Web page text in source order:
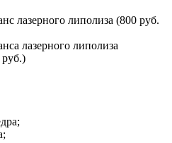
лазерного липолиза (800 руб.
лазерного липолиза
руб.)